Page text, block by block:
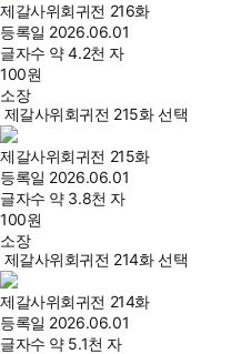
제갈사위회귀전 216화
등록일 2026.06.01
글자수 약 4.2천 자
100원
소장
제갈사위회귀전 215화 선택
제갈사위회귀전 215화
등록일 2026.06.01
글자수 약 3.8천 자
100원
소장
제갈사위회귀전 214화 선택
제갈사위회귀전 214화
등록일 2026.06.01
글자수 약 5.1천 자